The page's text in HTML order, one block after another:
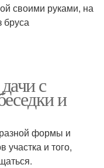
своими руками, на
бруса
с
и
формы и
участка и того,